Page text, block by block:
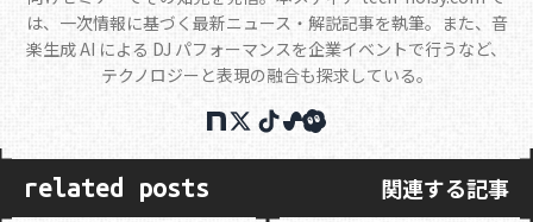
は、一次情報に基づく最新ニュース・解説記事を執筆。また、音
楽生成 AI による DJ パフォーマンスを企業イベントで行うなど、
テクノロジーと表現の融合も探求している。
related posts 関連する記事